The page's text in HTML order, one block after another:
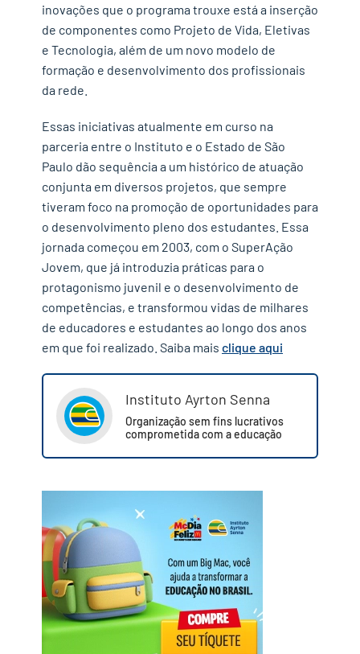
inovações que o programa trouxe está a inserção
de componentes como Projeto de Vida, Eletivas
e Tecnologia, além de um novo modelo de
formação e desenvolvimento dos profissionais
da rede.
Essas iniciativas atualmente em curso na
parceria entre o Instituto e o Estado de São
Paulo dão sequência a um histórico de atuação
conjunta em diversos projetos, que sempre
tiveram foco na promoção de oportunidades para
o desenvolvimento pleno dos estudantes. Essa
jornada começou em 2003, com o SuperAção
Jovem, que já introduzia práticas para o
protagonismo juvenil e o desenvolvimento de
competências, e transformou vidas de milhares
de educadores e estudantes ao longo dos anos
em que foi realizado. Saiba mais clique aqui
Instituto Ayrton Senna
Organização sem fins lucrativos
comprometida com a educação